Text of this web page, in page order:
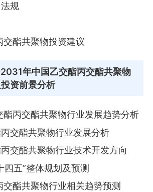
规
酯共聚物投资建议
年中国乙交酯丙交酯共聚物
资前景分析
酯丙交酯共聚物行业发展趋势分析
交酯共聚物行业发展分析
交酯共聚物行业技术开发方向
四五”整体规划及预测
酯共聚物行业相关趋势预测